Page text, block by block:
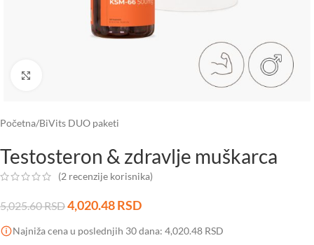
Početna/BiVits DUO paketi
Testosteron & zdravlje muškarca
(2 recenzije korisnika)
5,025.60RSD4,020.48RSD
Najniža cena u poslednjih 30 dana: 4,020.48 RSD